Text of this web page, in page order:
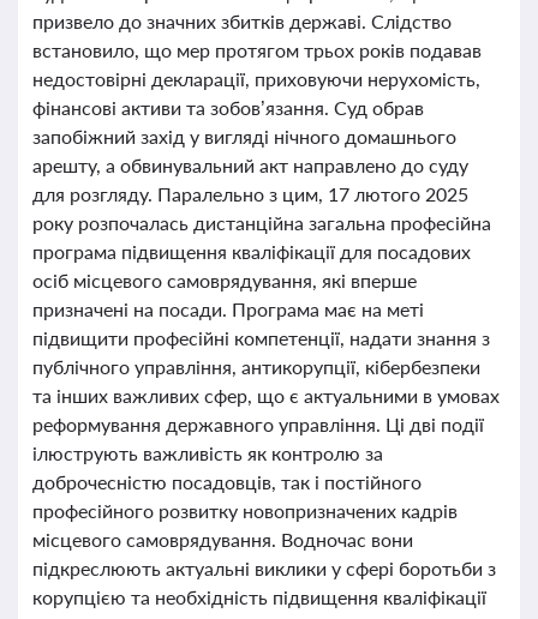
призвело до значних збитків державі. Слідство
встановило, що мер протягом трьох років подавав
недостовірні декларації, приховуючи нерухомість,
фінансові активи та зобов’язання. Суд обрав
запобіжний захід у вигляді нічного домашнього
арешту, а обвинувальний акт направлено до суду
для розгляду. Паралельно з цим, 17 лютого 2025
року розпочалась дистанційна загальна професійна
програма підвищення кваліфікації для посадових
осіб місцевого самоврядування, які вперше
призначені на посади. Програма має на меті
підвищити професійні компетенції, надати знання з
публічного управління, антикорупції, кібербезпеки
та інших важливих сфер, що є актуальними в умовах
реформування державного управління. Ці дві події
ілюструють важливість як контролю за
доброчесністю посадовців, так і постійного
професійного розвитку новопризначених кадрів
місцевого самоврядування. Водночас вони
підкреслюють актуальні виклики у сфері боротьби з
корупцією та необхідність підвищення кваліфікації